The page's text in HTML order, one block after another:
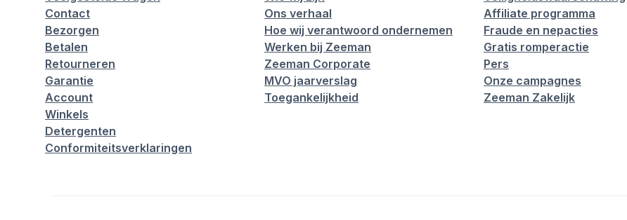
Contact
Bezorgen
Betalen
Retourneren
Garantie
Account
Winkels
Detergenten
Conformiteitsverklaringen
Ons verhaal
Hoe wij verantwoord ondernemen
Werken bij Zeeman
Zeeman Corporate
MVO jaarverslag
Toegankelijkheid
Affiliate programma
Fraude en nepacties
Gratis romperactie
Pers
Onze campagnes
Zeeman Zakelijk